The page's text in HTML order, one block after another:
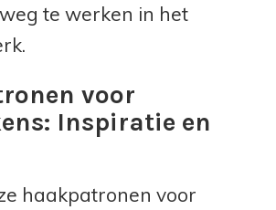
te werken in het
voor
Inspiratie en
haakpatronen voor